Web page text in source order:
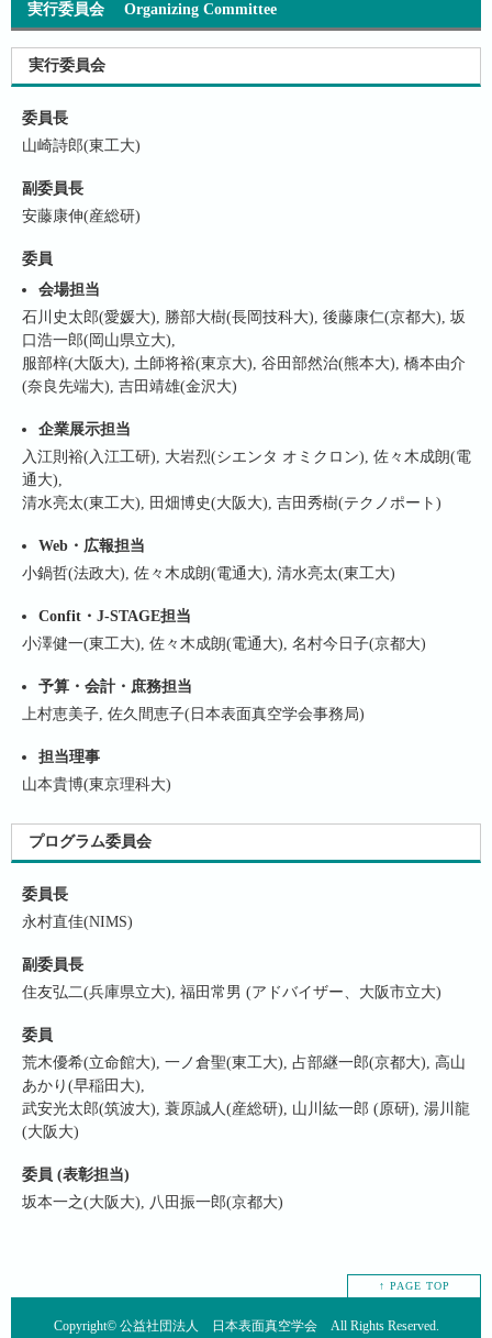
実行委員会 Organizing Committee
実行委員会
委員長
山崎詩郎(東工大)
副委員長
安藤康伸(産総研)
委員
会場担当
石川史太郎(愛媛大), 勝部大樹(長岡技科大), 後藤康仁(京都大), 坂
口浩一郎(岡山県立大),
服部梓(大阪大), 土師将裕(東京大), 谷田部然治(熊本大), 橋本由介
(奈良先端大), 吉田靖雄(金沢大)
企業展示担当
入江則裕(入江工研), 大岩烈(シエンタ オミクロン), 佐々木成朗(電
通大),
清水亮太(東工大), 田畑博史(大阪大), 吉田秀樹(テクノポート)
Web・広報担当
小鍋哲(法政大), 佐々木成朗(電通大), 清水亮太(東工大)
Confit・J-STAGE担当
小澤健一(東工大), 佐々木成朗(電通大), 名村今日子(京都大)
予算・会計・庶務担当
上村恵美子, 佐久間恵子(日本表面真空学会事務局)
担当理事
山本貴博(東京理科大)
プログラム委員会
委員長
永村直佳(NIMS)
副委員長
住友弘二(兵庫県立大), 福田常男 (アドバイザー、大阪市立大)
委員
荒木優希(立命館大), 一ノ倉聖(東工大), 占部継一郎(京都大), 高山
あかり(早稲田大),
武安光太郎(筑波大), 蓑原誠人(産総研), 山川紘一郎 (原研), 湯川龍
(大阪大)
委員 (表彰担当)
坂本一之(大阪大), 八田振一郎(京都大)
↑ PAGE TOP
Copyright© 公益社団法人 日本表面真空学会All Rights Reserved.